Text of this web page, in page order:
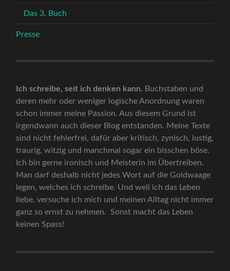
Das 3. Buch
Presse
Ich schreibe, seit ich denken kann. Buchstaben und
deren mehr oder weniger logische Anordnung waren
schon immer meine Passion. Aus diesem Grund ist
irgendwann auch dieser Blog entstanden. Meine Texte
sind nicht fehlerfrei, dafür aber kritisch, zynisch, lustig,
traurig, witzig und manchmal sogar ein bisschen böse.
Ich bin gerne ironisch und Meisterin im Übertreiben.
Man darf deshalb nicht jedes Wort auf die Goldwaage
legen, welches ich schreibe. Und weil ich das Leben
liebe, versuche ich mich und meinen Alltag nicht immer
ganz so ernst zu nehmen. Sonst macht das Leben
keinen Spass!